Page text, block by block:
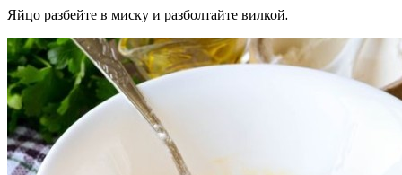
Яйцо разбейте в миску и разболтайте вилкой.